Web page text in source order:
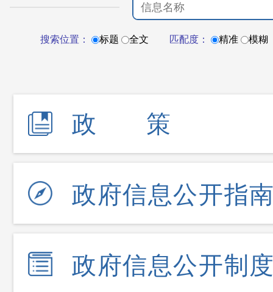
搜索位置： 标题 全文 匹配度： 精准 模糊
政策
政府信息公开指
政府信息公开制